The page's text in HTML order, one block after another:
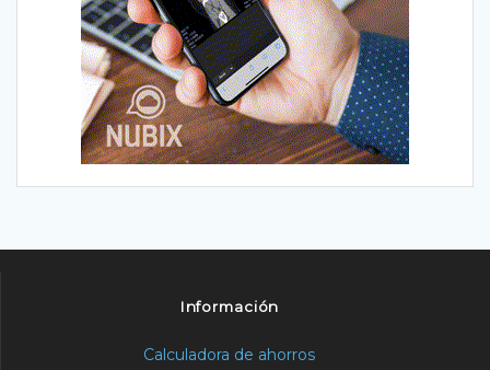
Información
Calculadora de ahorros